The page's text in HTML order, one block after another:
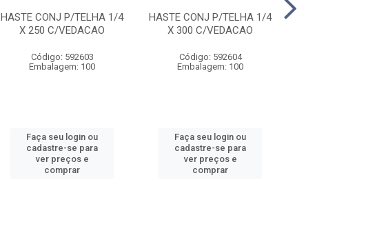
HASTE CONJ P/TELHA 1/4
X 250 C/VEDACAO
Código: 592603
Embalagem: 100
Faça seu login ou
cadastre-se para
ver preços e
comprar
HASTE CONJ P/TELHA 1/4
X 300 C/VEDACAO
Código: 592604
Embalagem: 100
Faça seu login ou
cadastre-se para
ver preços e
comprar